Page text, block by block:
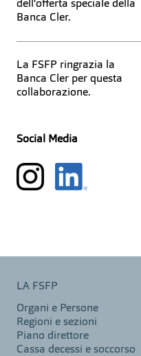
dell'offerta speciale della
Banca Cler.
La FSFP ringrazia la
Banca Cler per questa
collaborazione.
Social Media
LA FSFP
Organi e Persone
Regioni e sezioni
Piano direttore
Cassa decessi e soccorso